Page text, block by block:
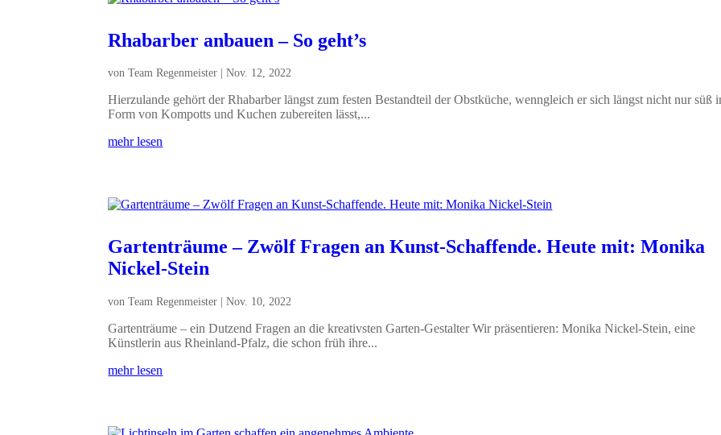
Rhabarber anbauen – So geht’s
vonTeam Regenmeister |Nov. 12, 2022
Hierzulande gehört der Rhabarber längst zum festen Bestandteil der Obstküche, wenngleich er sich längst nicht nur süß
Form von Kompotts und Kuchen zubereiten lässt,...
mehr lesen
Gartenträume – Zwölf Fragen an Kunst-Schaffende. Heute mit: Monika
Nickel-Stein
vonTeam Regenmeister |Nov. 10, 2022
Gartenträume – ein Dutzend Fragen an die kreativsten Garten-Gestalter Wir präsentieren: Monika Nickel-Stein, eine
Künstlerin aus Rheinland-Pfalz, die schon früh ihre...
mehr lesen